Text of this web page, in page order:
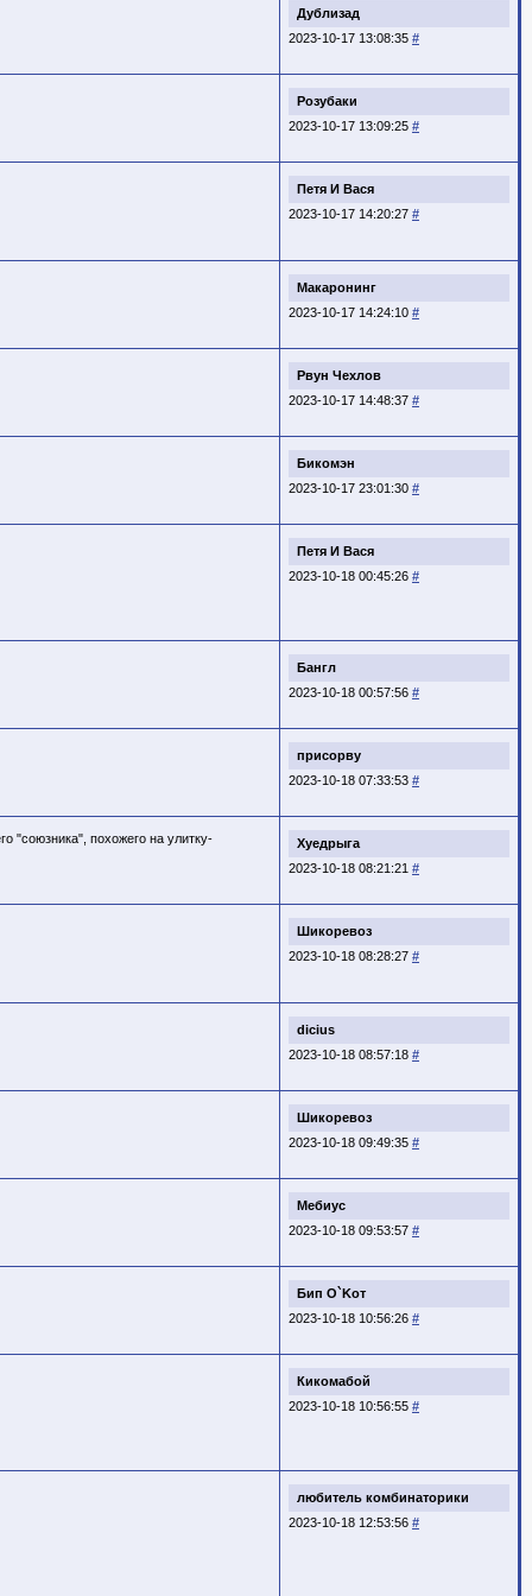
Дублизад
2023-10-17 13:08:35 #
Розубаки
2023-10-17 13:09:25 #
Петя И Вася
2023-10-17 14:20:27 #
Макаронинг
2023-10-17 14:24:10 #
Рвун Чехлов
2023-10-17 14:48:37 #
Бикомэн
2023-10-17 23:01:30 #
Петя И Вася
2023-10-18 00:45:26 #
Бангл
2023-10-18 00:57:56 #
присорву
2023-10-18 07:33:53 #
Хуедрыга
2023-10-18 08:21:21 #
"союзника", похожего на улитку-
Шикоревоз
2023-10-18 08:28:27 #
dicius
2023-10-18 08:57:18 #
Шикоревоз
2023-10-18 09:49:35 #
Мебиус
2023-10-18 09:53:57 #
Бип O`Koт
2023-10-18 10:56:26 #
Кикомабой
2023-10-18 10:56:55 #
любитель комбинаторики
2023-10-18 12:53:56 #